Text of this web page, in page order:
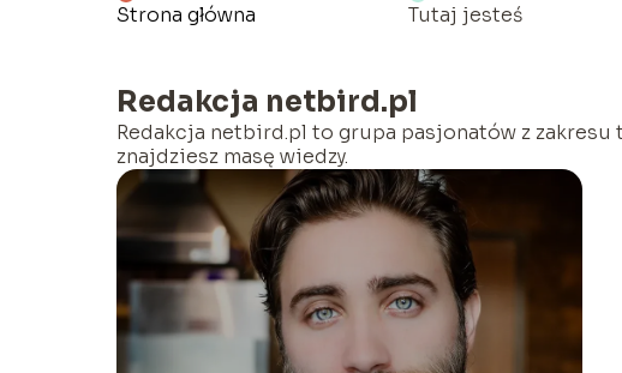
Strona główna Tutaj jesteś
Redakcja netbird.pl
Redakcja netbird.pl to grupa pasjonatów z zakresu
znajdziesz masę wiedzy.